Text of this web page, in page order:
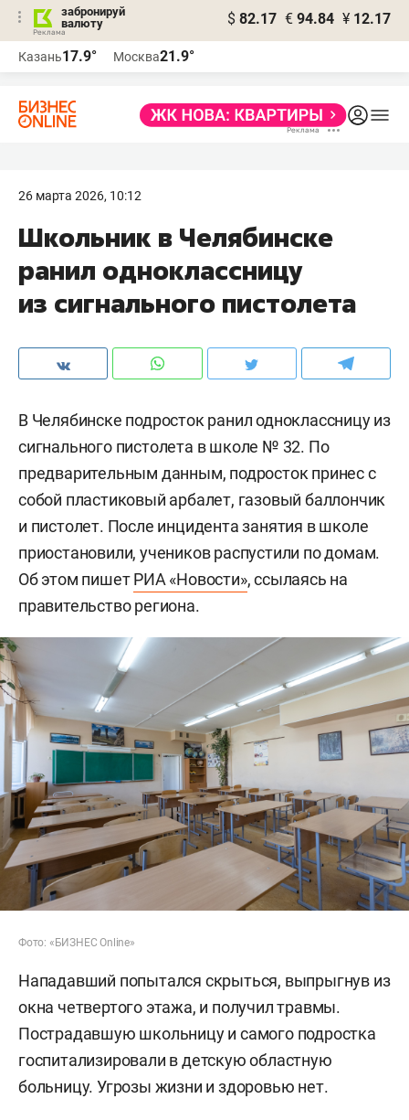
забронируй
валюту
$ 82.17 € 94.84 ¥ 12.17
Казань17.9° Москва21.9°
26 марта 2026, 10:12
Школьник в Челябинске
ранил одноклассницу
из сигнального пистолета
В Челябинске подросток ранил одноклассницу из
сигнального пистолета в школе № 32. По
предварительным данным, подросток принес с
собой пластиковый арбалет, газовый баллончик
и пистолет. После инцидента занятия в школе
приостановили, учеников распустили по домам.
Об этом пишетРИА «Новости», ссылаясь на
правительство региона.
Фото: «БИЗНЕС Online»
Нападавший попытался скрыться, выпрыгнув из
окна четвертого этажа, и получил травмы.
Пострадавшую школьницу и самого подростка
госпитализировали в детскую областную
больницу. Угрозы жизни и здоровью нет.